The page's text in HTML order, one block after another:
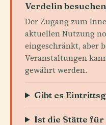
Verdelin
Der Zugang zum
aktuellen Nutzung
eingeschränkt, aber
Veranstaltungen
gewährt werden.
Gibt es
Ist die Stätte